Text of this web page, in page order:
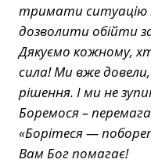
тримати ситуацію
дозволити обійти
Дякуємо кожному,
сила! Ми вже
рішення. І ми не
Боремося –
«Борітеся —
Вам Бог помагає!